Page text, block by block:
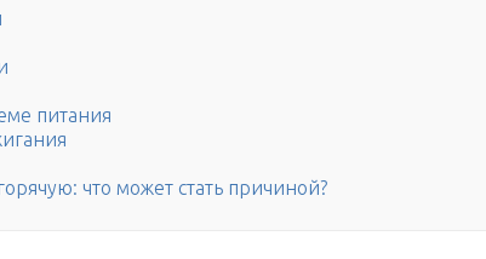
питания
что может стать причиной?